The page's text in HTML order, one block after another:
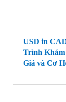
USD in
Trình
Giá và Cơ